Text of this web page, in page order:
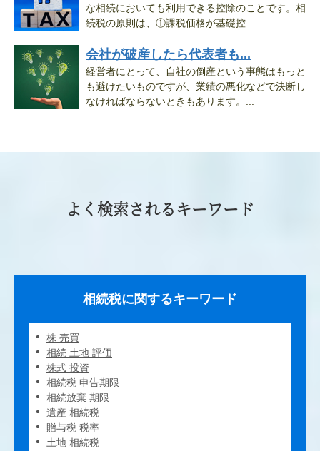
な相続においても利用できる控除のことです。相
続税の原則は、①課税価格が基礎控...
会社が破産したら代表者も...
経営者にとって、自社の倒産という事態はもっと
も避けたいものですが、業績の悪化などで決断し
なければならないときもあります。...
よく検索されるキーワード
相続税に関するキーワード
株 売買
相続 土地 評価
株式 投資
相続税 申告期限
相続放棄 期限
遺産 相続税
贈与税 税率
土地 相続税